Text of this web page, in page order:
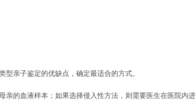
型亲子鉴定的优缺点，确定最适合的方式。
亲的血液样本；如果选择侵入性方法，则需要医生在医院内进